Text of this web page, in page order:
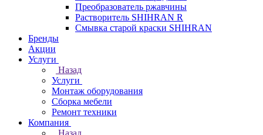
Преобразователь ржавчины
Растворитель SHIHRAN R
Смывка старой краски SHIHRAN
Бренды
Акции
Услуги
Назад
Услуги
Монтаж оборудования
Сборка мебели
Ремонт техники
Компания
Назад